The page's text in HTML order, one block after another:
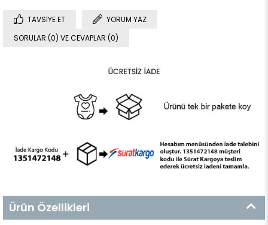
TAVSIYE ET
YORUM YAZ
SORULAR (0) VE CEVAPLAR (0)
Ürün Özellikleri